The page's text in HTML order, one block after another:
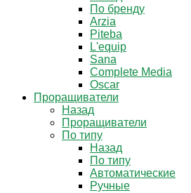
По бренду
Arzia
Piteba
L'equip
Sana
Complete Media
Oscar
Проращиватели
Назад
Проращиватели
По типу
Назад
По типу
Автоматические
Ручные